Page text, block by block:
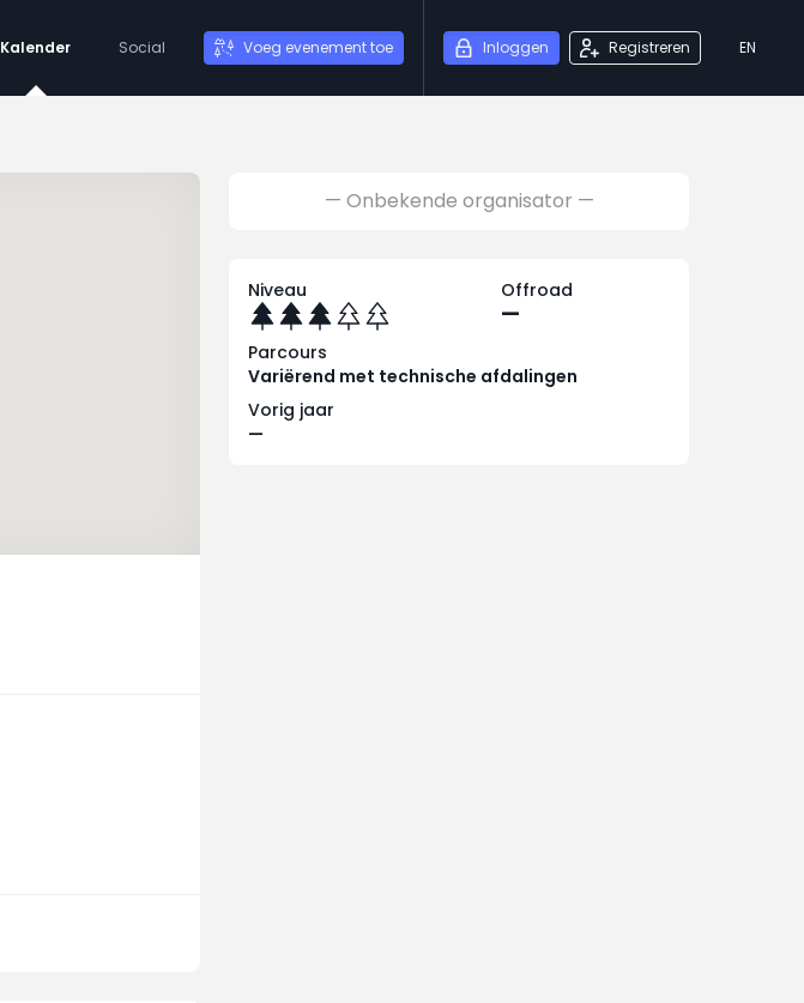
Kalender Social Voeg evenement toe Inloggen Registreren EN
— Onbekende organisator —
Niveau Offroad
—
Parcours
Variërend met technische afdalingen
Vorig jaar
—